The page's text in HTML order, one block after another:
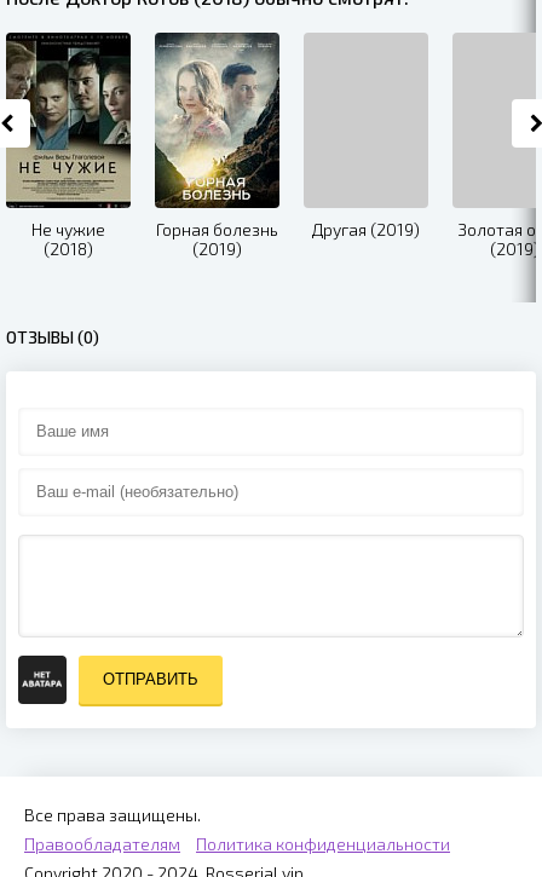
Не чужие
(2018)
Горная болезнь
(2019)
Другая (2019)
Золотая
(2019)
ОТЗЫВЫ (0)
ОТПРАВИТЬ
Все права защищены.
Правообладателям
Политика конфиденциальности
Copyright 2020 - 2024, Rosserial.vip